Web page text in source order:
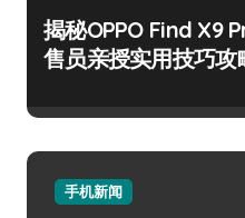
揭秘OPPO Find X9
售员亲授实用技巧攻
手机新闻